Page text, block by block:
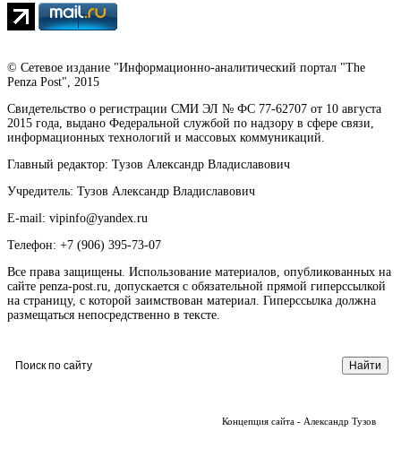
© Сетевое издание "Информационно-аналитический портал "The
Penza Post", 2015
Свидетельство о регистрации СМИ ЭЛ № ФС 77-62707 от 10 августа
2015 года, выдано Федеральной службой по надзору в сфере связи,
информационных технологий и массовых коммуникаций.
Главный редактор: Тузов Александр Владиславович
Учредитель: Тузов Александр Владиславович
E-mail: vipinfo@yandex.ru
Телефон: +7 (906) 395-73-07
Все права защищены. Использование материалов, опубликованных на
сайте penza-post.ru, допускается с обязательной прямой гиперссылкой
на страницу, с которой заимствован материал. Гиперссылка должна
размещаться непосредственно в тексте.
Концепция сайта - Александр Тузов